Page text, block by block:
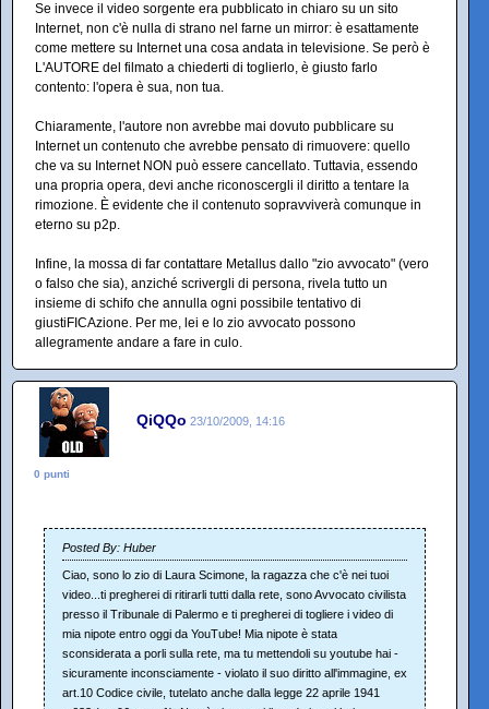
Se invece il video sorgente era pubblicato in chiaro su un sito
Internet, non c'è nulla di strano nel farne un mirror: è esattamente
come mettere su Internet una cosa andata in televisione. Se però è
L'AUTORE del filmato a chiederti di toglierlo, è giusto farlo
contento: l'opera è sua, non tua.
Chiaramente, l'autore non avrebbe mai dovuto pubblicare su
Internet un contenuto che avrebbe pensato di rimuovere: quello
che va su Internet NON può essere cancellato. Tuttavia, essendo
una propria opera, devi anche riconoscergli il diritto a tentare la
rimozione. È evidente che il contenuto sopravviverà comunque in
eterno su p2p.
Infine, la mossa di far contattare Metallus dallo "zio avvocato" (vero
o falso che sia), anziché scrivergli di persona, rivela tutto un
insieme di schifo che annulla ogni possibile tentativo di
giustiFICAzione. Per me, lei e lo zio avvocato possono
allegramente andare a fare in culo.
QiQQo 23/10/2009, 14:16
0 punti
Posted By: Huber
Ciao, sono lo zio di Laura Scimone, la ragazza che c'è nei tuoi
video...ti pregherei di ritirarli tutti dalla rete, sono Avvocato civilista
presso il Tribunale di Palermo e ti pregherei di togliere i video di
mia nipote entro oggi da YouTube! Mia nipote è stata
sconsiderata a porli sulla rete, ma tu mettendoli su youtube hai -
sicuramente inconsciamente - violato il suo diritto all'immagine, ex
art.10 Codice civile, tutelato anche dalla legge 22 aprile 1941